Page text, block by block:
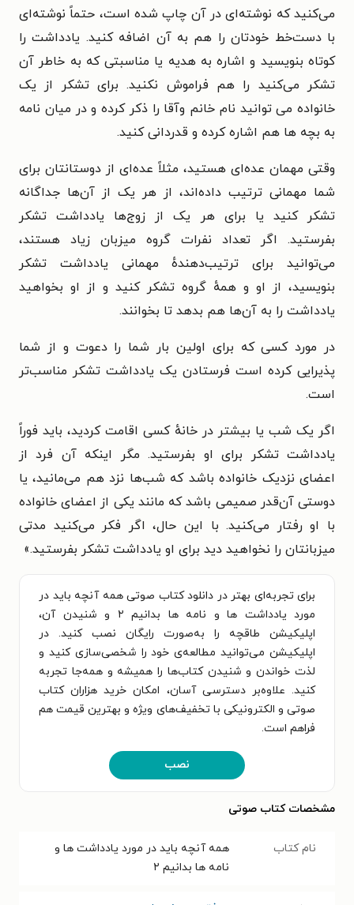
می‌کنید که نوشته‌ای در آن چاپ شده است، حتماً نوشته‌ای
با دست‌خط خودتان را هم به آن اضافه کنید. یادداشت را
کوتاه بنویسید و اشاره به هدیه یا مناسبتی که به خاطر آن
تشکر می‌کنید را هم فراموش نکنید. برای تشکر از یک
خانواده می توانید نام خانم وآقا را ذکر کرده و در میان نامه
به بچه ها هم اشاره کرده و قدردانی کنید.
وقتی مهمان عده‌ای هستید، مثلاً عده‌ای از دوستانتان برای
شما مهمانی ترتیب داده‌اند، از هر یک از آن‌ها جداگانه
تشکر کنید یا برای هر یک از زوج‌ها یادداشت تشکر
بفرستید. اگر تعداد نفرات گروه میزبان زیاد هستند،
می‌توانید برای ترتیب‌دهندهٔ مهمانی یادداشت تشکر
بنویسید، از او و همهٔ گروه تشکر کنید و از او بخواهید
یادداشت را به آن‌ها هم بدهد تا بخوانند.
در مورد کسی که برای اولین بار شما را دعوت و از شما
پذیرایی کرده است فرستادن یک یادداشت تشکر مناسب‌تر
است.
اگر یک شب یا بیشتر در خانهٔ کسی اقامت کردید، باید فوراً
یادداشت تشکر برای او بفرستید. مگر اینکه آن فرد از
اعضای نزدیک خانواده باشد که شب‌ها نزد هم می‌مانید، یا
دوستی آن‌قدر صمیمی باشد که مانند یکی از اعضای خانواده
با او رفتار می‌کنید. با این حال، اگر فکر می‌کنید مدتی
میزبانتان را نخواهید دید برای او یادداشت تشکر بفرستید.»
برای تجربه‌ای بهتر در دانلود کتاب صوتی همه آنچه باید در
مورد یادداشت‌ ها و نامه‌ ها بدانیم ۲ و شنیدن آن،
اپلیکیشن طاقچه را به‌صورت رایگان نصب کنید. در
اپلیکیشن می‌توانید مطالعه‌ی خود را شخصی‌سازی کنید و
لذت خواندن و شنیدن کتاب‌ها را همیشه و همه‌جا تجربه
کنید. علاوه‌بر دسترسی آسان، امکان خرید هزاران کتاب
صوتی و الکترونیکی با تخفیف‌های ویژه و بهترین قیمت هم
فراهم است.
نصب
مشخصات کتاب صوتی
نام کتاب
همه آنچه باید در مورد یادداشت‌ ها و
نامه‌ ها بدانیم ۲